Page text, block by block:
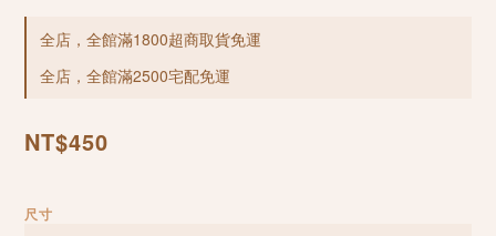
全店，全館滿1800超商取貨免運
全店，全館滿2500宅配免運
NT$450
尺寸